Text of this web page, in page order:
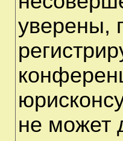
уверены,
не может